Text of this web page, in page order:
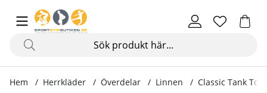
Hem Herrkläder Överdelar Linnen Classic Tank